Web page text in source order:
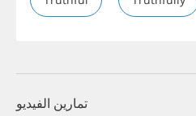
تمارين الفيديو